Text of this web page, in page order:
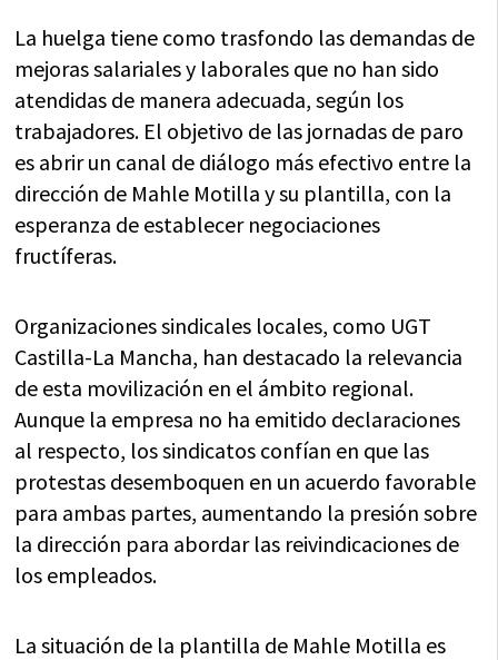
La huelga tiene como trasfondo las demandas de
mejoras salariales y laborales que no han sido
atendidas de manera adecuada, según los
trabajadores. El objetivo de las jornadas de paro
es abrir un canal de diálogo más efectivo entre la
dirección de Mahle Motilla y su plantilla, con la
esperanza de establecer negociaciones
fructíferas.
Organizaciones sindicales locales, como UGT
Castilla-La Mancha, han destacado la relevancia
de esta movilización en el ámbito regional.
Aunque la empresa no ha emitido declaraciones
al respecto, los sindicatos confían en que las
protestas desemboquen en un acuerdo favorable
para ambas partes, aumentando la presión sobre
la dirección para abordar las reivindicaciones de
los empleados.
La situación de la plantilla de Mahle Motilla es